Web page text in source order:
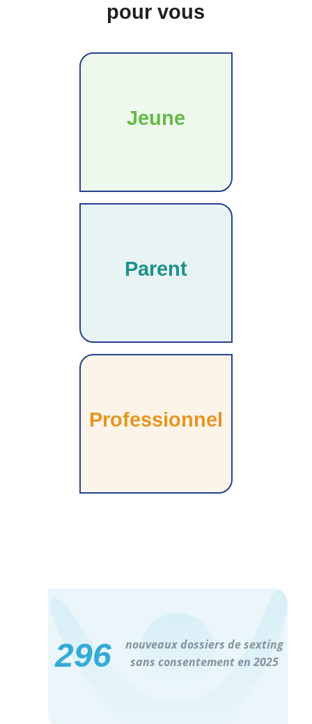
pour vous
Jeune
Parent
Professionnel
296
nouveaux dossiers de sexting
sans consentement en 2025